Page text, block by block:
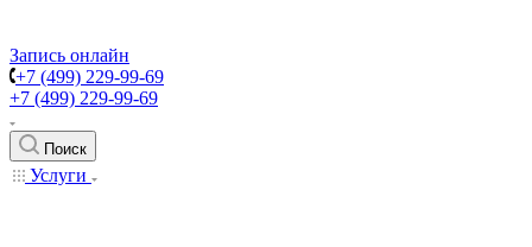
Запись онлайн
+7 (499) 229-99-69
+7 (499) 229-99-69
Поиск
Услуги